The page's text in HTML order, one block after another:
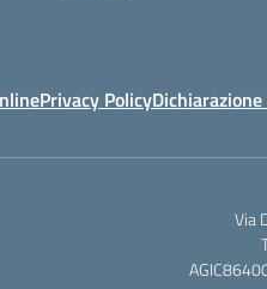
Privacy Policy
Via